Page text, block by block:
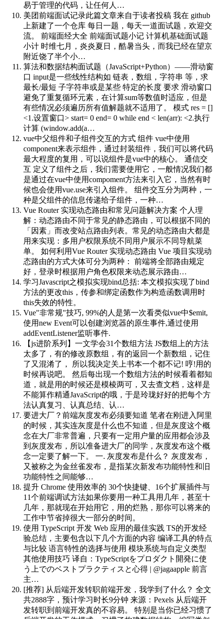
易于管理的代码，让任何人…
美团前端面试记录此篇文章来自于读者投稿 我在 github
上新建了一个仓库 每日一题，每天一道面试题，欢迎交
流。 前端面经大全 前端面试题小记 计算机基础面试题
小计 时维七月，炎炎夏日，酷暑当头，而我已经在望京
附近饶了半个小…
算法和数据结构面试题（JavaScript+Python）——滑动窗
口 input是一些线性结构如 链表，数组，字符串 等，求
最长/最短 子字符串或是某些 特定的长度 要求 滑动窗口
避免了重复循环元素，在计算sum等数值时适应，但是
有些情况必须遍历所有值解题就不适用了。 模式 res = []
<1.设置窗口> start= 0 end= 0 while end < len(arr): <2.执行
计算 (window.add(a…
vue中父组件和子组件交互的方式 组件 vue中使用
component来表示组件，通过封装组件，我们可以将代码
最大程度的复用，可以说组件是vue中的核心。 通信交
互 定义了组件之后，我们需要使用它，一般情况我们都
是通过在vue中使用compoment方法来引入它，当然有时
候也会使用vue.use来引入组件。 组件交互分为两种，一
种是父组件的信息传递给子组件，一种…
Vue Router 实现动态路由和常见问题解决方案 个人理
解：动态路由不同于常见的静态路由，可以根据不同的
「因素」而改变站点路由列表。常见的动态路由大都是
用来实现：多用户权限系统不同用户展示不同导航菜
单。 如何利用Vue Router 实现动态路由 Vue 项目实现动
态路由的方式大体可分为两种： 前端将全部路由规定
好，登录时根据用户角色权限来动态展示路由…
学习Javascript之模拟实现bind总括: 本文模拟实现了bind
方法的更改this，传参和绑定函数作为构造函数调用时
this失效的特性。
Vue"非常规"技巧, 99%的人是第一次看类似vue中$emit,
使用new Event可以创建浏览器的原生事件,通过使用
addEventListener监听事件.
【js进阶系列】一文学会31个数组方法 JS数组上的方法
太多了，有的修改原数组，有的返回一个新数组，记住
了又混淆了， 所以我决定关上书本一个都不记! 哼!用的
时候再说吧。 然后每出现一个数组方法的时候看着都知
道，就是用的时候还是模棱两可，又去查文档，这样是
不能算作精通JavaScript的哦，于是玲珑好好的把每个方
法认真复习、认真总结、认…
要进大厂？前端灰度发布必须要知道 笔者在刚进入阿里
的时候，其实连灰度是什么也不知道，但是灰度这个概
念在大厂非常普遍，只要有一定用户量的应用都会涉及
到灰度发布，所以准备进大厂的同学，灰度发布这个概
念一定要了解一下。 一. 灰度发布是什么？ 灰度发布，
又被称之为金丝雀发布，是指某次新发布功能特性和旧
功能特性之间能够…
提升 Chrome 使用效率的 30个快捷键、16个扩展插件与
11个前端调试方法如果你要用一种工具用几年，甚至十
几年，那就现在开始用它，用的烂熟，那你可以将来的
工作中节省掉很大一部分的时间。
使用 TypeScript 开发 Web 应用的最佳实践 TS的开发经
验总结，主要包含以下几个方面的内容 编译工具的特点
与比较 语言特性的选择与使用 模块系统与自定义类型
其他使用技巧 译自：TypeScriptをプロダクト開発に使
う上でのベストプラクティスと心得 | @jagaapple 前言
主…
[推荐] 从后端开发转职前端开发，我学到了什么？ 全文
共2888字，预计学习时长9分钟 来源：Pexels 从后端开
发转职到前端开发真的不容易。 特别是当你已经习惯了